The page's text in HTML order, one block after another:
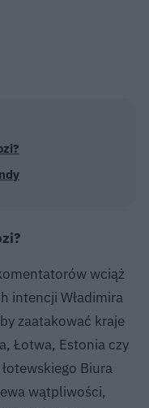
wciąż
intencji Władimira
zaatakować kraje
Łotwa, Estonia czy
Biura
wątpliwości,